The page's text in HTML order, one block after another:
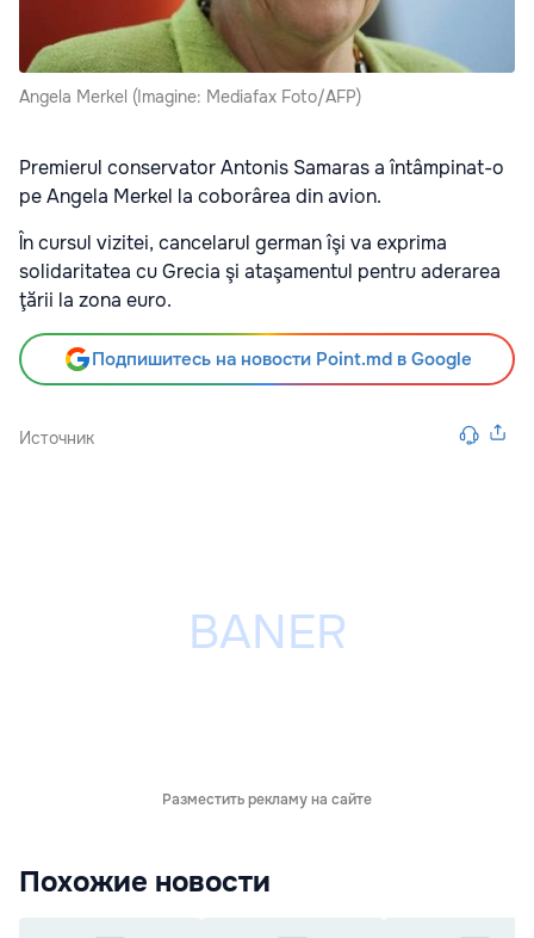
Angela Merkel (Imagine: Mediafax Foto/AFP)
Premierul conservator Antonis Samaras a întâmpinat-o
pe Angela Merkel la coborârea din avion.
În cursul vizitei, cancelarul german îşi va exprima
solidaritatea cu Grecia şi ataşamentul pentru aderarea
ţării la zona euro.
Подпишитесь на новости Point.md в Google
Источник
Разместить рекламу на сайте
Похожие новости